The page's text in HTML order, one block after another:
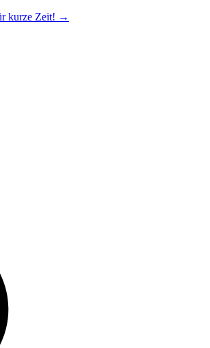
kurze Zeit! →